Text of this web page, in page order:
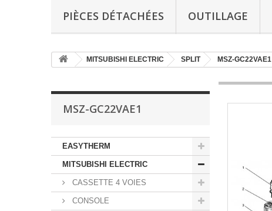
PIÈCES DÉTACHÉES OUTILLAGE
MITSUBISHI ELECTRIC SPLIT MSZ-GC22VAE1
MSZ-GC22VAE1
EASYTHERM
MITSUBISHI ELECTRIC
CASSETTE 4 VOIES
CONSOLE